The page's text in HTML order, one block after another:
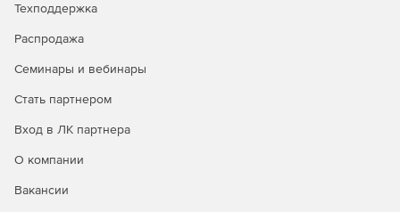
Отправка писем и SMS с новостями о новой акции,
* Компания Meta, владеющая Instagram, Facebook и
территории РФ запрещена
Техподдержка
Распродажа
Семинары и вебинары
Стать партнером
Вход в ЛК партнера
О компании
Вакансии